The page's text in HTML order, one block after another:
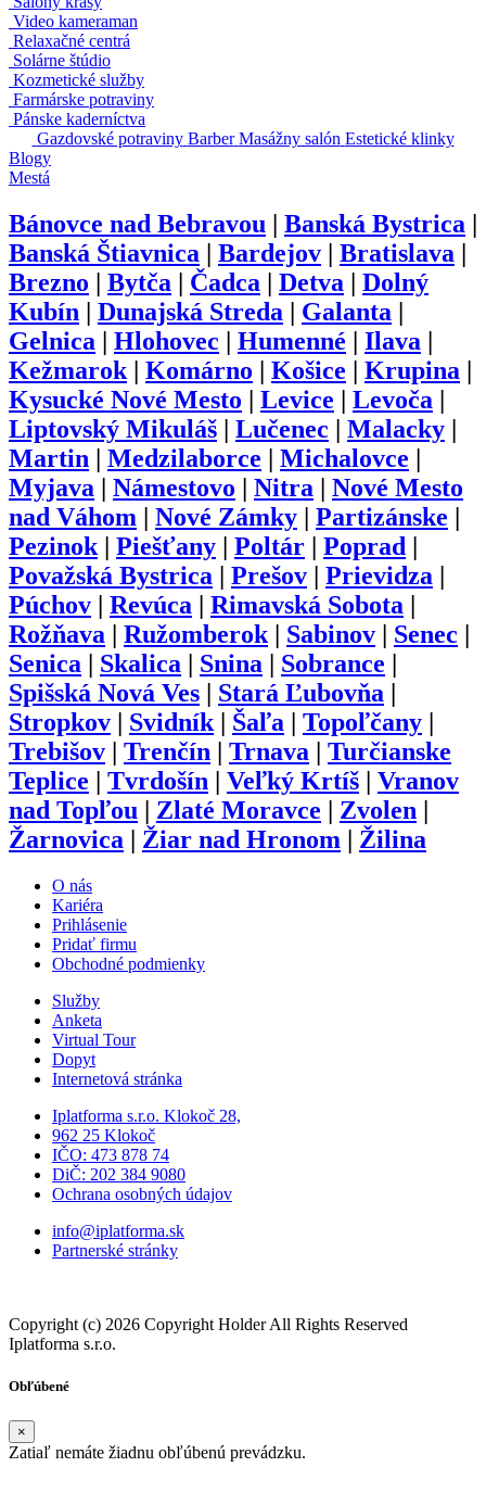
Dámske kaderníctvo
Krajčírsky salón
Nechtové štúdio
Salóny krásy
Video kameraman
Relaxačné centrá
Solárne štúdio
Kozmetické služby
Farmárske potraviny
Pánske kaderníctva
Gazdovské potraviny
Barber Masážny salón Estetické klinky
Blogy
Mestá
Bánovce nad Bebravou|Banská Bystrica
Banská Štiavnica|Bardejov|Bratislava
Brezno| Bytča|Čadca|Detva| Dolný
Kubín|Dunajská Streda|Galanta|
Gelnica|Hlohovec|Humenné|Ilava|
Kežmarok|Komárno|Košice |Krupina
Kysucké Nové Mesto|Levice|Levoča
Liptovský Mikuláš|Lučenec|Malacky|
Martin|Medzilaborce|Michalovce|
Myjava|Námestovo|Nitra|Nové Mesto
nad Váhom|Nové Zámky|Partizánske
Pezinok |Piešťany|Poltár|Poprad|
Považská Bystrica|Prešov|Prievidza|
Púchov|Revúca |Rimavská Sobota
Rožňava|Ružomberok|Sabinov|Senec
Senica|Skalica|Snina|Sobrance|
Spišská Nová Ves|Stará Ľubovňa|
Stropkov|Svidník|Šaľa|Topoľčany|
Trebišov|Trenčín|Trnava| Turčianske
Teplice|Tvrdošín|Veľký Krtíš |Vranov
nad Topľou
Žarnovica
O nás
Prihlásenie
Pridať firmu
Obchodné podmienky
Služby
Virtual Tour
Dopyt
Internetová stránka
Iplatforma s.r.o. Klokoč 28,
IČO: 473 878 74
DiČ: 202 384 9080
Partnerské stránky
Iplatforma s.r.o.
Obľúbené